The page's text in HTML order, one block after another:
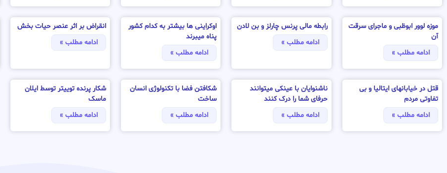
موزه لوور ابوظبی و ماجرای سرقت
آن
ادامه مطلب »
رابطه مالی پرنس چارلز و بن لادن
ادامه مطلب »
اوکراینی ها بیشتر به کدام کشور
پناه میبرند
ادامه مطلب »
انقراض بر اثر عنصر حیات بخش
ادامه مطلب »
قتل در خیابانهای ایتالیا و بی
تفاوتی مردم
ادامه مطلب »
ناشنوایان با عینکی میتوانند
حرفای شما را درک کنند
ادامه مطلب »
شکافتن فضا با تکنولوژی انسان
ساخت
ادامه مطلب »
شکار پرنده توییتر توسط ایلان
ماسک
ادامه مطلب »